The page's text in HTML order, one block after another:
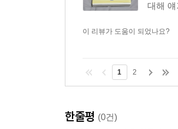
대해 얘
이 리뷰가 도움이 되었나요?
1 2
한줄평 (0건)